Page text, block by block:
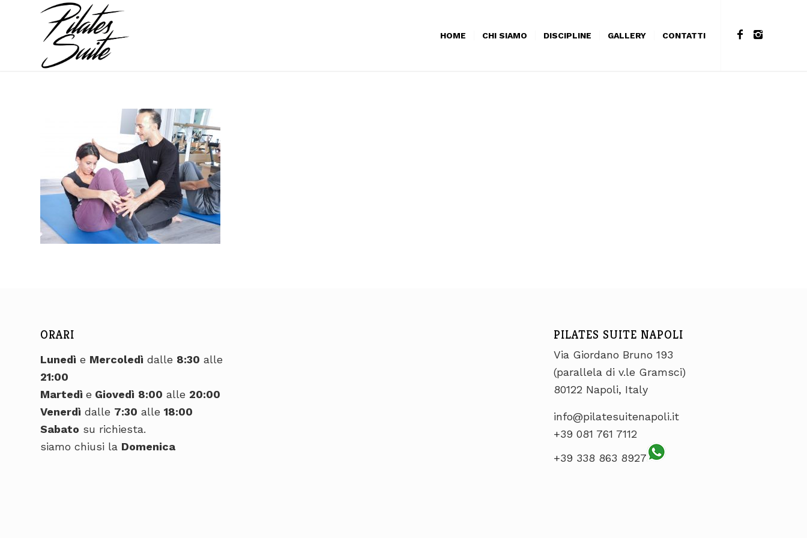
HOME CHI SIAMO DISCIPLINE GALLERY CONTATTI
ORARI
Lunedì e Mercoledì dalle 8:30 alle
21:00
Martedì e Giovedì 8:00 alle 20:00
Venerdì dalle 7:30 alle 18:00
Sabato su richiesta.
siamo chiusi la Domenica
PILATES SUITE NAPOLI
Via Giordano Bruno 193
(parallela di v.le Gramsci)
80122 Napoli, Italy
info@pilatesuitenapoli.it
+39 081 761 7112
+39 338 863 8927